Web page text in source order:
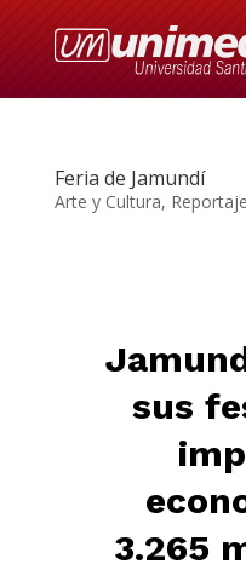
Feria de Jamundí
Arte y Cultura, Reportaje
sus
3.265